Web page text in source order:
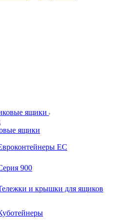
ящики
ящики
ЕС
900
и крышки для ящиков